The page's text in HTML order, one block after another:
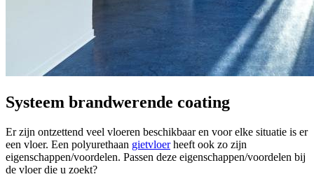
Systeem brandwerende coating
Er zijn ontzettend veel vloeren beschikbaar en voor elke situatie is er
een vloer. Een polyurethaan gietvloerheeft ook zo zijn
eigenschappen/voordelen. Passen deze eigenschappen/voordelen bij
de vloer die u zoekt?